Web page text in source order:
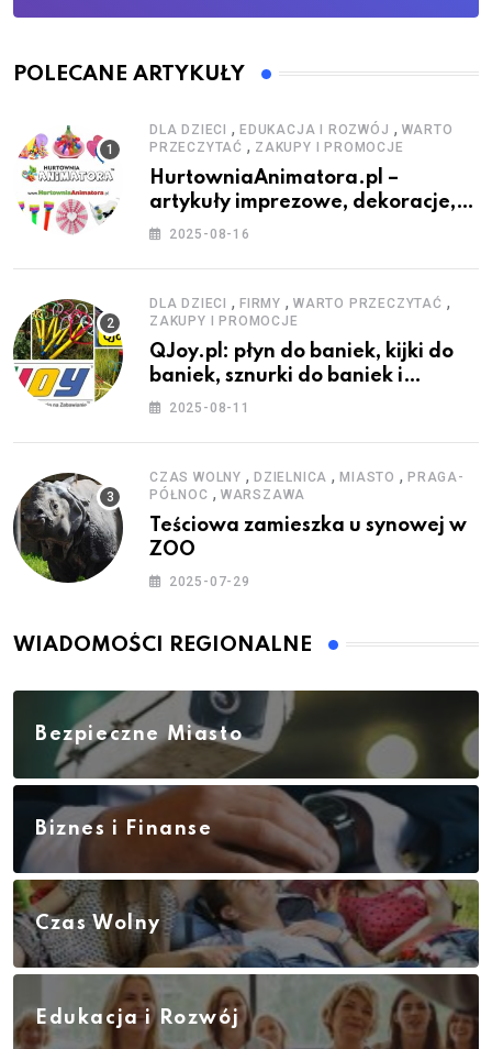
POLECANE ARTYKUŁY
DLA DZIECI , EDUKACJA I ROZWÓJ , WARTO
PRZECZYTAĆ , ZAKUPY I PROMOCJE
HurtowniaAnimatora.pl –
artykuły imprezowe, dekoracje,
stroje i akcesoria dla animatorów
2025-08-16
DLA DZIECI , FIRMY , WARTO PRZECZYTAĆ ,
ZAKUPY I PROMOCJE
QJoy.pl: płyn do baniek, kijki do
baniek, sznurki do baniek i
zestawy do baniek
2025-08-11
CZAS WOLNY , DZIELNICA ,MIASTO ,PRAGA-
PÓŁNOC , WARSZAWA
Teściowa zamieszka u synowej w
ZOO
2025-07-29
WIADOMOŚCI REGIONALNE
Bezpieczne Miasto
Biznes i Finanse
Czas Wolny
Edukacja i Rozwój